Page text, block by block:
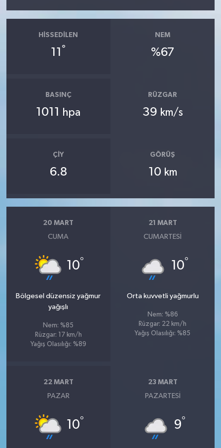
HISSEDILEN
11 °
NEM
%67
BASINÇ
1011 hpa
RÜZGAR
39 km/s
ÇIY
6.8
GÖRÜŞ
10 km
20 MART
CUMA
10°
Bölgesel düzensiz yağmur
yağışlı
Nem: %85
Rüzgar: 17 km/h
Yağış Olasılığı: %89
21 MART
CUMARTESI
10°
Orta kuvvetli yağmurlu
Nem: %86
Rüzgar: 22 km/h
Yağış Olasılığı: %85
22 MART
PAZAR
10°
23 MART
PAZARTESI
9°